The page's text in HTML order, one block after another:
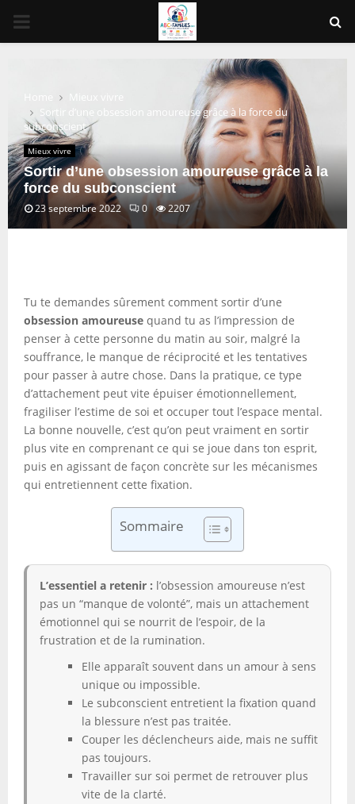
PRIMARY
Sortir d’une obsession amoureuse grâce à la force du
subconscient
Mieux vivre
Sortir d’une obsession amoureuse grâce à la
force du subconscient
23 septembre 2022 0 2207
Tu te demandes sûrement comment sortir d’une
obsession amoureuse quand tu as l’impression de
penser à cette personne du matin au soir, malgré la
souffrance, le manque de réciprocité et les tentatives
pour passer à autre chose. Dans la pratique, ce type
d’attachement peut vite épuiser émotionnellement,
fragiliser l’estime de soi et occuper tout l’espace mental.
La bonne nouvelle, c’est qu’on peut vraiment en sortir
plus vite en comprenant ce qui se joue dans ton esprit,
puis en agissant de façon concrète sur les mécanismes
qui entretiennent cette fixation.
Sommaire
L’essentiel a retenir : l’obsession amoureuse n’est
pas un “manque de volonté”, mais un attachement
émotionnel qui se nourrit de l’espoir, de la
frustration et de la rumination.
Elle apparaît souvent dans un amour à sens
unique ou impossible.
Le subconscient entretient la fixation quand
la blessure n’est pas traitée.
Couper les déclencheurs aide, mais ne suffit
pas toujours.
Travailler sur soi permet de retrouver plus
vite de la clarté.